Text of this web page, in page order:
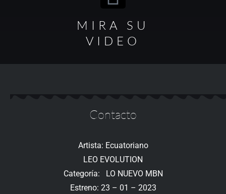
MIRA SU
VIDEO
Contacto
Artista: Ecuatoriano
LEO EVOLUTION
Categoría: LO NUEVO MBN
Estreno: 23 – 01 – 2023